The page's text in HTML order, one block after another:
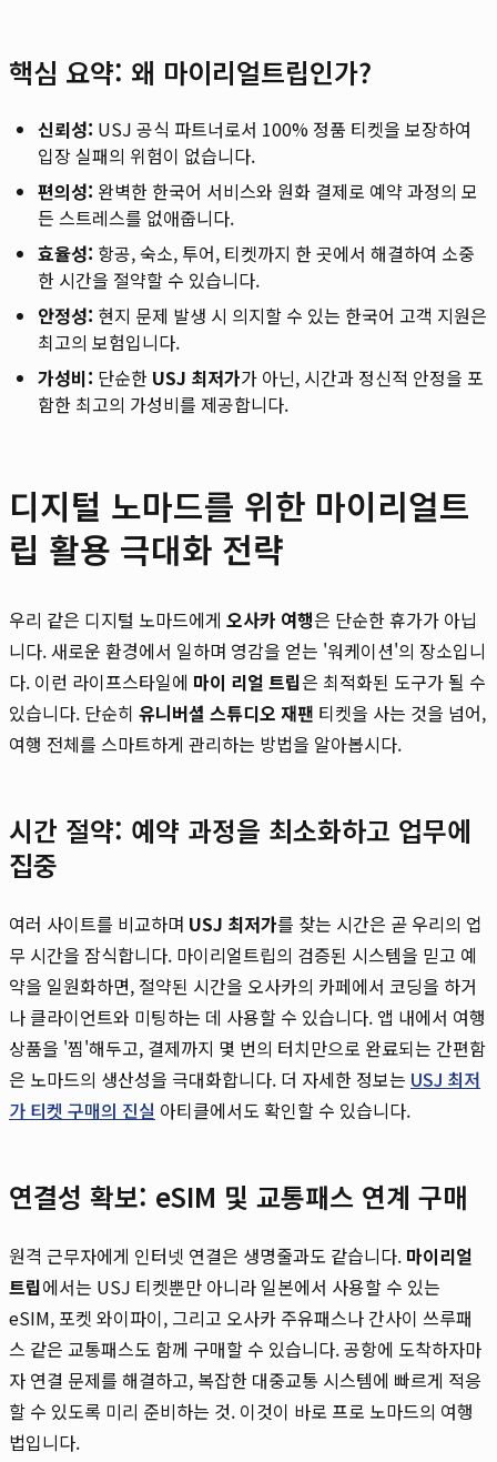
핵심 요약: 왜 마이리얼트립인가?
신뢰성: USJ 공식 파트너로서 100% 정품 티켓을 보장하여
입장 실패의 위험이 없습니다.
편의성: 완벽한 한국어 서비스와 원화 결제로 예약 과정의 모
든 스트레스를 없애줍니다.
효율성: 항공, 숙소, 투어, 티켓까지 한 곳에서 해결하여 소중
한 시간을 절약할 수 있습니다.
안정성: 현지 문제 발생 시 의지할 수 있는 한국어 고객 지원은
최고의 보험입니다.
가성비: 단순한 USJ 최저가가 아닌, 시간과 정신적 안정을 포
함한 최고의 가성비를 제공합니다.
디지털 노마드를 위한 마이리얼트
립 활용 극대화 전략
우리 같은 디지털 노마드에게 오사카 여행은 단순한 휴가가 아닙
니다. 새로운 환경에서 일하며 영감을 얻는 '워케이션'의 장소입니
다. 이런 라이프스타일에 마이 리얼 트립은 최적화된 도구가 될 수
있습니다. 단순히 유니버셜 스튜디오 재팬 티켓을 사는 것을 넘어,
여행 전체를 스마트하게 관리하는 방법을 알아봅시다.
시간 절약: 예약 과정을 최소화하고 업무에
집중
여러 사이트를 비교하며 USJ 최저가를 찾는 시간은 곧 우리의 업
무 시간을 잠식합니다. 마이리얼트립의 검증된 시스템을 믿고 예
약을 일원화하면, 절약된 시간을 오사카의 카페에서 코딩을 하거
나 클라이언트와 미팅하는 데 사용할 수 있습니다. 앱 내에서 여행
상품을 '찜'해두고, 결제까지 몇 번의 터치만으로 완료되는 간편함
은 노마드의 생산성을 극대화합니다. 더 자세한 정보는 USJ 최저
가 티켓 구매의 진실 아티클에서도 확인할 수 있습니다.
연결성 확보: eSIM 및 교통패스 연계 구매
원격 근무자에게 인터넷 연결은 생명줄과도 같습니다. 마이리얼
트립에서는 USJ 티켓뿐만 아니라 일본에서 사용할 수 있는
eSIM, 포켓 와이파이, 그리고 오사카 주유패스나 간사이 쓰루패
스 같은 교통패스도 함께 구매할 수 있습니다. 공항에 도착하자마
자 연결 문제를 해결하고, 복잡한 대중교통 시스템에 빠르게 적응
할 수 있도록 미리 준비하는 것. 이것이 바로 프로 노마드의 여행
법입니다.